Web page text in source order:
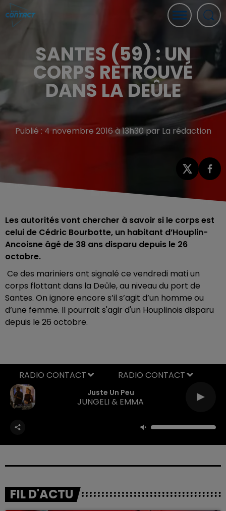
SANTES (59) : UN
CORPS RETROUVÉ
DANS LA DEÛLE
Publié : 4 novembre 2016 à 13h30 par La rédaction
Les autorités vont chercher à savoir si le corps est
celui de Cédric Bourbotte, un habitant d’Houplin-
Ancoisne âgé de 38 ans disparu depuis le 26
octobre.
Ce des mariniers ont signalé ce vendredi mati un
corps flottant dans la Deûle, au niveau du port de
Santes. On ignore encore s’il s’agit d’un homme ou
d’une femme. Il pourrait s'agir d'un Houplinois disparu
depuis le 26 octobre.
Juste Un Peu
JUNGELI & EMMA
RADIO CONTACT
FIL D'ACTU